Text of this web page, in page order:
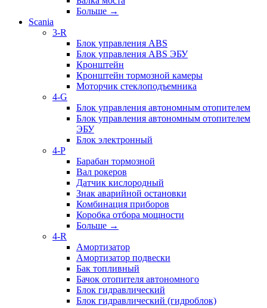
Больше →
Scania
3-R
Блок управления ABS
Блок управления ABS ЭБУ
Кронштейн
Кронштейн тормозной камеры
Моторчик стеклоподъемника
4-G
Блок управления автономным отопителем
Блок управления автономным отопителем
ЭБУ
Блок электронный
4-P
Барабан тормозной
Вал рокеров
Датчик кислородный
Знак аварийной остановки
Комбинация приборов
Коробка отбора мощности
Больше →
4-R
Амортизатор
Амортизатор подвески
Бак топливный
Бачок отопителя автономного
Блок гидравлический
Блок гидравлический (гидроблок)